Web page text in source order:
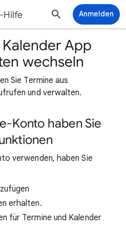
Hilfe Anmelden
App
wechseln
Sie Termine aus
und verwalten.
Konto haben Sie
verwenden, haben Sie
erhalten.
für Termine und Kalender